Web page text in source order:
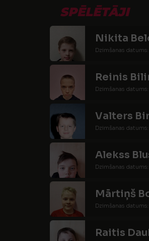
SPĒLĒTĀJI
Nikita
Dzimšanas
Reinis
Dzimšanas datums:
Valters
Dzimšanas
Alekss
Dzimšanas
Mārtiņš
Dzimšanas datums:
Raitis